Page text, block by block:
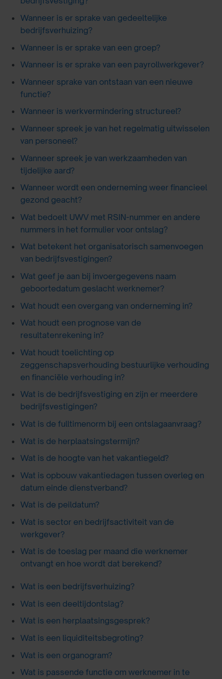
Wanneer is er sprake van gedeeltelijke
bedrijfsverhuizing?
Wanneer is er sprake van een groep?
Wanneer is er sprake van een payrollwerkgever?
Wanneer sprake van ontstaan van een nieuwe
functie?
Wanneer is werkvermindering structureel?
Wanneer spreek je van het regelmatig uitwisselen
van personeel?
Wanneer spreek je van werkzaamheden van
tijdelijke aard?
Wanneer wordt een onderneming weer financieel
gezond geacht?
Wat bedoelt UWV met RSIN-nummer en andere
nummers in het formulier voor ontslag?
Wat betekent het organisatorisch samenvoegen
van bedrijfsvestigingen?
Wat geef je aan bij invoergegevens naam
geboortedatum geslacht werknemer?
Wat houdt een overgang van onderneming in?
Wat houdt een prognose van de
resultatenrekening in?
Wat houdt toelichting op
zeggenschapsverhouding bestuurlijke verhouding
en financiële verhouding in?
Wat is de bedrijfsvestiging en zijn er meerdere
bedrijfsvestigingen?
Wat is de fulltimenorm bij een ontslagaanvraag?
Wat is de herplaatsingstermijn?
Wat is de hoogte van het vakantiegeld?
Wat is opbouw vakantiedagen tussen overleg en
datum einde dienstverband?
Wat is de peildatum?
Wat is sector en bedrijfsactiviteit van de
werkgever?
Wat is de toeslag per maand die werknemer
ontvangt en hoe wordt dat berekend?
Wat is een bedrijfsverhuizing?
Wat is een deeltijdontslag?
Wat is een herplaatsingsgesprek?
Wat is een liquiditeitsbegroting?
Wat is een organogram?
Wat is passende functie om werknemer in te